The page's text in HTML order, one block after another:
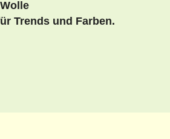
Trends und Far­ben.